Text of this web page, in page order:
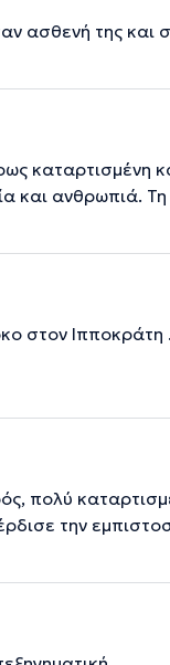
ασθενή της
καταρτισμένη
και ανθρωπιά.
στον
πολύ
την